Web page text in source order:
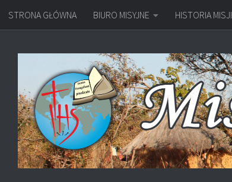
Przejdź do treści
STRONA GŁÓWNA BIURO MISYJNE HISTORIA MISJI